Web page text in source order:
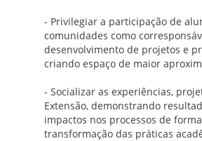
- Privilegiar a participação de
comunidades como
desenvolvimento de projetos e
criando espaço de maior
- Socializar as experiências,
Extensão, demonstrando
impactos nos processos de
transformação das práticas